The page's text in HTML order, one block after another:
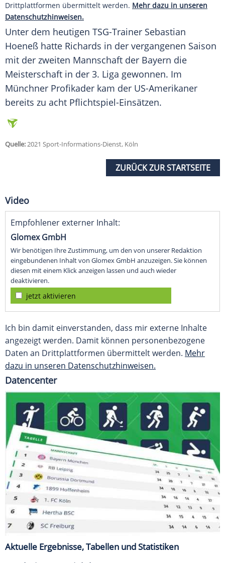
Drittplattformen übermittelt werden. Mehr dazu in unseren
Datenschutzhinweisen.
Unter dem heutigen TSG-Trainer Sebastian
Hoeneß hatte Richards in der vergangenen Saison
mit der zweiten Mannschaft der Bayern die
Meisterschaft in der 3. Liga gewonnen. Im
Münchner Profikader kam der US-Amerikaner
bereits zu acht Pflichtspiel-Einsätzen.
Quelle:2021 Sport-Informations-Dienst, Köln
ZURÜCK ZUR STARTSEITE
Video
Empfohlener externer Inhalt:
Glomex GmbH
Wir benötigen Ihre Zustimmung, um den von unserer Redaktion
eingebundenen Inhalt von Glomex GmbH anzuzeigen. Sie können
diesen mit einem Klick anzeigen lassen und auch wieder
deaktivieren.
jetzt aktivieren
Ich bin damit einverstanden, dass mir externe Inhalte
angezeigt werden. Damit können personenbezogene
Daten an Drittplattformen übermittelt werden. Mehr
dazu in unseren Datenschutzhinweisen.
Datencenter
Aktuelle Ergebnisse, Tabellen und Statistiken